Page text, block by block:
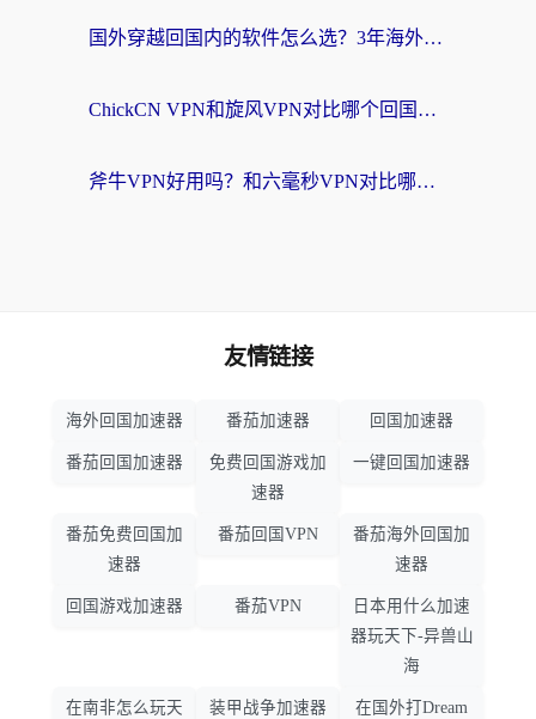
国外穿越回国内的软件怎么选？3年海外党亲测实用指南，告别地域限制
ChickCN VPN和旋风VPN对比哪个回国效果更好？海外党实测回国内网神器指南
斧牛VPN好用吗？和六毫秒VPN对比哪个回国效果更好？海外党亲测实用指南
友情链接
海外回国加速器 番茄加速器 回国加速器
番茄回国加速器
免费回国游戏加
速器
一键回国加速器
番茄免费回国加
速器
番茄回国VPN
番茄海外回国加
速器
回国游戏加速器 番茄VPN
日本用什么加速
器玩天下-异兽山
海
在南非怎么玩天 装甲战争加速器 在国外打Dream